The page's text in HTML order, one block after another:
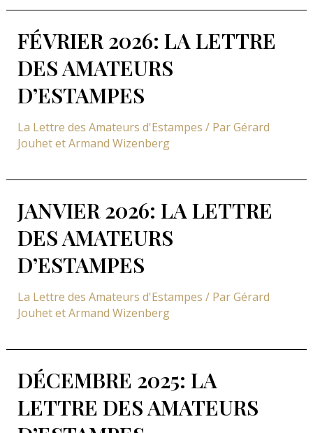
FÉVRIER 2026: LA LETTRE
DES AMATEURS
D’ESTAMPES
La Lettre des Amateurs d'Estampes / ParGérard
Jouhet et Armand Wizenberg
JANVIER 2026: LA LETTRE
DES AMATEURS
D’ESTAMPES
La Lettre des Amateurs d'Estampes / ParGérard
Jouhet et Armand Wizenberg
DÉCEMBRE 2025: LA
LETTRE DES AMATEURS